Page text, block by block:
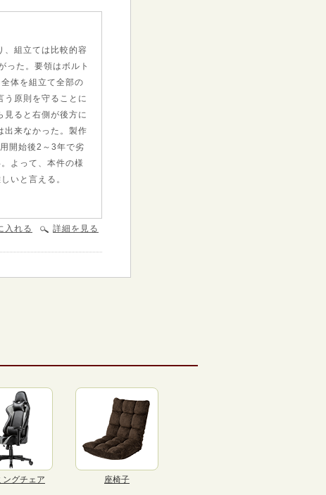
、組立ては比較的容
った。要領はボルト
体を組立て全部の
う原則を守ることに
見ると右側が後方に
出来なかった。製作
開始後2～3年で劣
よって、本件の様
いと言える。
詳細を見る
入れる
ングチェア 座椅子